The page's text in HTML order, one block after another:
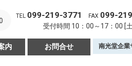
TEL 099-219-3771 FAX 099-
受付時間 10：00～17：00 [
内 お問合せ 南光堂企業